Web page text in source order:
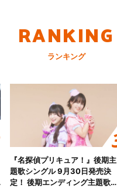
RANKING
ランキング
『名探偵プリキュア！』後期主
題歌シングル 9月30日発売決
定！ 後期エンディング主題歌